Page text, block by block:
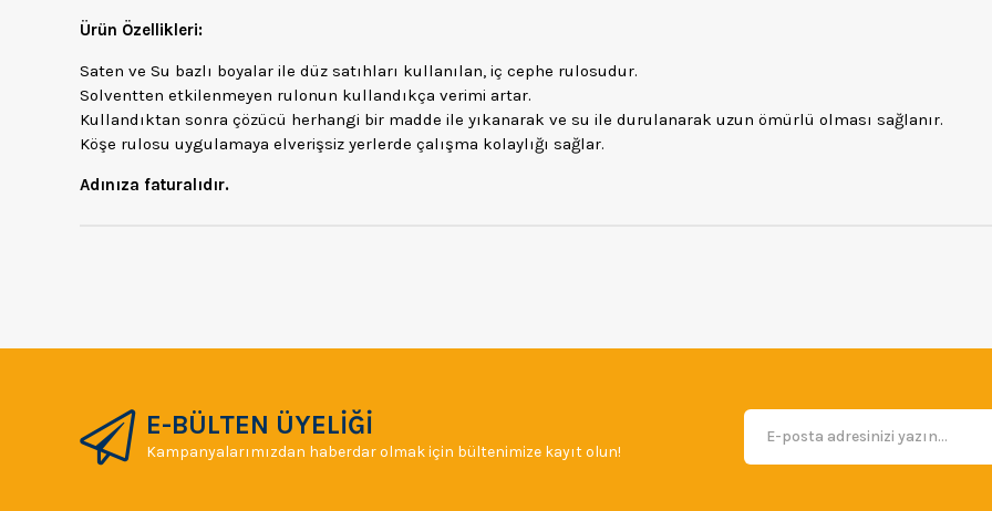
Ürün Özellikleri:
Saten ve Su bazlı boyalar ile düz satıhları kullanılan, iç cephe rulosudur.
Solventten etkilenmeyen rulonun kullandıkça verimi artar.
Kullandıktan sonra çözücü herhangi bir madde ile yıkanarak ve su ile durulanarak uzun ömürlü olması sağlanır.
Köşe rulosu uygulamaya elverişsiz yerlerde çalışma kolaylığı sağlar.
Adınıza faturalıdır.
E-BÜLTEN ÜYELİĞİ
Kampanyalarımızdan haberdar olmak için bültenimize kayıt olun!